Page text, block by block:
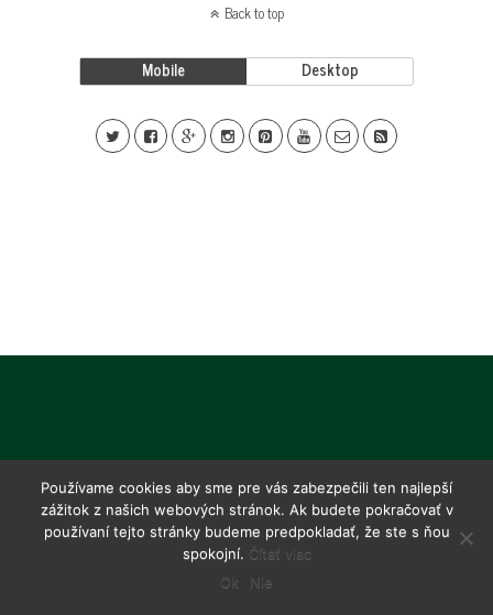
Back to top
Mobile Desktop
Používame cookies aby sme pre vás zabezpečili ten najlepší
zážitok z našich webových stránok. Ak budete pokračovať v
používaní tejto stránky budeme predpokladať, že ste s ňou
spokojní. Čítať viac
Ok
Nie